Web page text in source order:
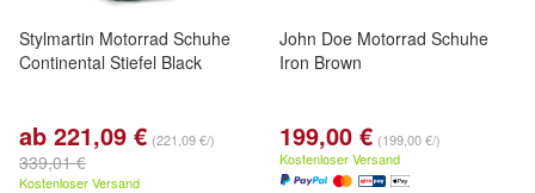
Stylmartin Motorrad Schuhe
Continental Stiefel Black
ab 221,09 € (221,09 €/)
339,01 €
Kostenloser Versand
John Doe Motorrad Schuhe
Iron Brown
199,00 € (199,00 €/)
Kostenloser Versand